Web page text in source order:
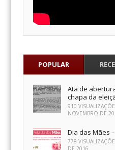
POPULAR
Ata de
chapa da
910
NOVEMBRO DE
Dia das Mães
778